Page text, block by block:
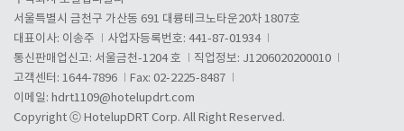
서울특별시 금천구 가산동 691 대륭테크노타운20차 1807호
대표이사: 이송주
사업자등록번호: 441-87-01934
통신판매업신고: 서울금천-1204 호
직업정보: J1206020200010
고객센터: 1644-7896
Fax: 02-2225-8487
이메일: hdrt1109@hotelupdrt.com
Copyright ⓒ HotelupDRT Corp. All Right Reserved.